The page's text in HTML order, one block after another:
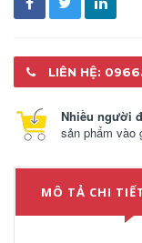
LIÊN HỆ:
Nhiều người
sản phẩm vào
MÔ TẢ CHI